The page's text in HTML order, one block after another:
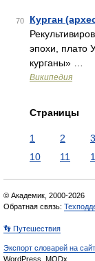
70 Курган
эпохи, плато
курганы» …
Википедия
Страницы
1 2 3
10
11
© Академик, 2000-2026
Обратная связь:
👣 Путешествия
Экспорт словарей на
WordPress, MODx.